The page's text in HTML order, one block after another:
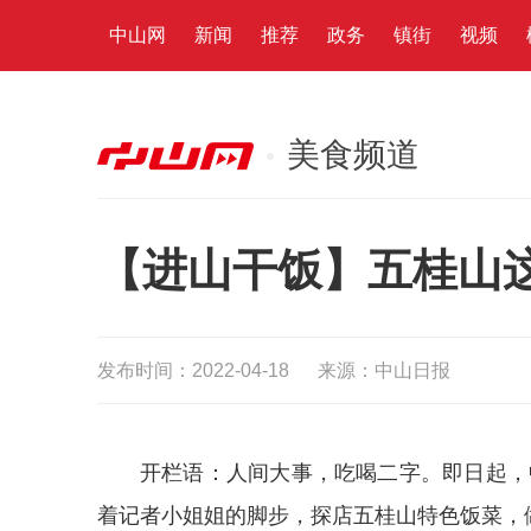
中山网 新闻 推荐 政务 镇街 视频
美食频道
【进山干饭】五桂
发布时间：2022-04-18 来源：中山日报
开栏语：人间大事，吃喝二字。即日起
着记者小姐姐的脚步，探店五桂山特色饭菜